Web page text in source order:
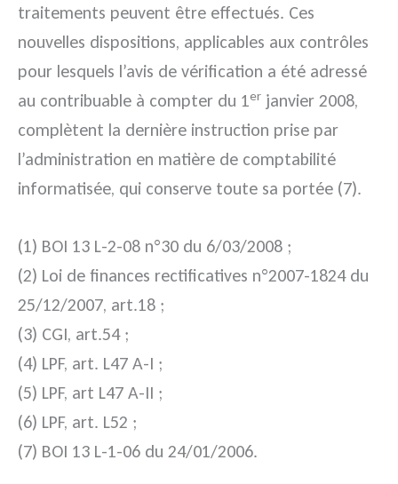
traitements peuvent être effectués. Ces
nouvelles dispositions, applicables aux contrôles
pour lesquels l’avis de vérification a été adressé
au contribuable à compter du 1er janvier 2008,
complètent la dernière instruction prise par
l’administration en matière de comptabilité
informatisée, qui conserve toute sa portée (7).
(1) BOI 13 L-2-08 n°30 du 6/03/2008 ;
(2) Loi de finances rectificatives n°2007-1824du
25/12/2007, art.18 ;
(3) CGI, art.54 ;
(4) LPF, art. L47 A-I ;
(5) LPF, art L47 A-II ;
(6) LPF, art. L52 ;
(7) BOI 13 L-1-06 du 24/01/2006.